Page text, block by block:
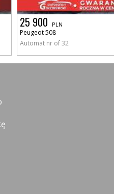
25 900 PLN
Peugeot 508
Automat nr of 32